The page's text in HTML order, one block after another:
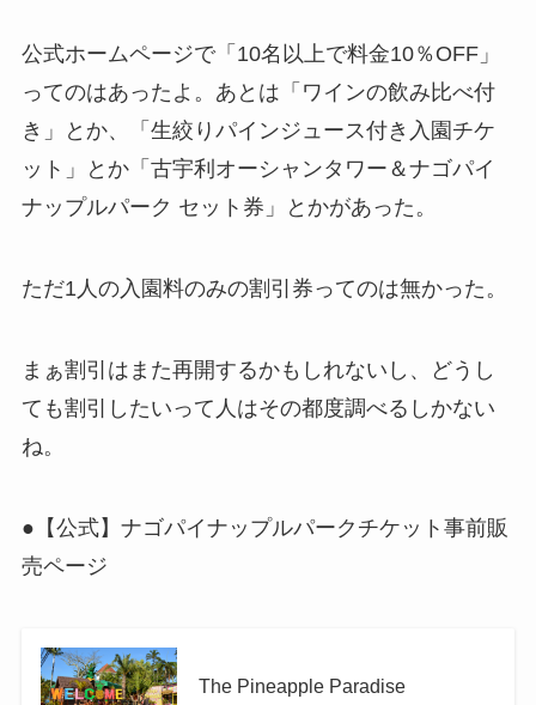
公式ホームページで「10名以上で料金10％OFF」
ってのはあったよ。あとは「ワインの飲み比べ付
き」とか、「生絞りパインジュース付き入園チケ
ット」とか「古宇利オーシャンタワー＆ナゴパイ
ナップルパーク セット券」とかがあった。
ただ1人の入園料のみの割引券ってのは無かった。
まぁ割引はまた再開するかもしれないし、どうし
ても割引したいって人はその都度調べるしかない
ね。
●【公式】ナゴパイナップルパークチケット事前販
売ページ
The Pineapple Paradise